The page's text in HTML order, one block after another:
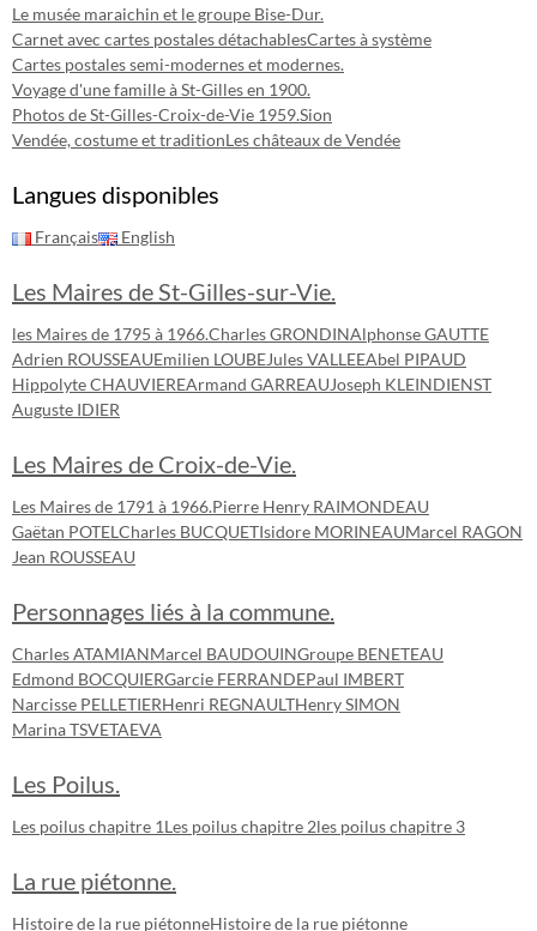
Le musée maraichin et le groupe Bise-Dur.
Carnet avec cartes postales détachablesCartes à système
Cartes postales semi-modernes et modernes.
Voyage d'une famille à St-Gilles en 1900.
Photos de St-Gilles-Croix-de-Vie 1959.Sion
Vendée, costume et traditionLes châteaux de Vendée
Langues disponibles
Français English
Les Maires de St-Gilles-sur-Vie.
les Maires de 1795 à 1966.Charles GRONDINAlphonse GAUTTE
Adrien ROUSSEAUEmilien LOUBEJules VALLEEAbel PIPAUD
Hippolyte CHAUVIEREArmand GARREAUJoseph KLEINDIENST
Auguste IDIER
Les Maires de Croix-de-Vie.
Les Maires de 1791 à 1966.Pierre Henry RAIMONDEAU
Gaëtan POTEL Charles BUCQUETIsidore MORINEAUMarcel RAGON
Jean ROUSSEAU
Personnages liés à la commune.
Charles ATAMIANMarcel BAUDOUINGroupe BENETEAU
Edmond BOCQUIERGarcie FERRANDEPaul IMBERT
Narcisse PELLETIERHenri REGNAULTHenry SIMON
Marina TSVETAEVA
Les Poilus.
Les poilus chapitre 1Les poilus chapitre 2les poilus chapitre 3
La rue piétonne.
Histoire de la rue piétonneHistoire de la rue piétonne